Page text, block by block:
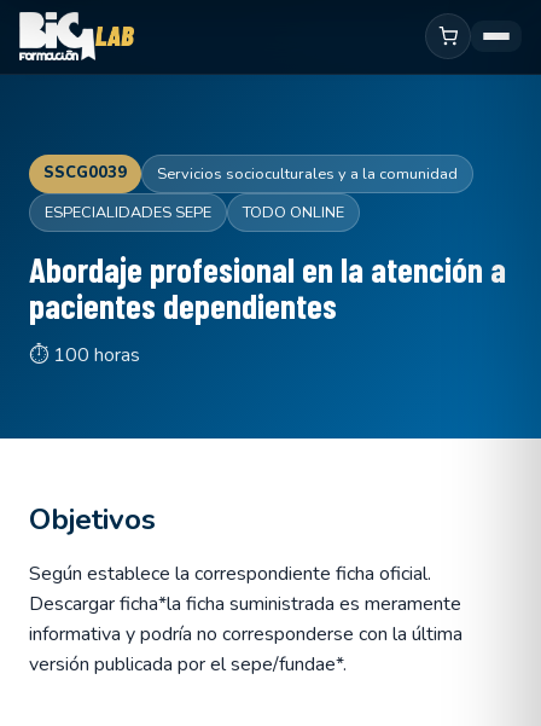
SSCG0039
Servicios socioculturales y a la comunidad
ESPECIALIDADES SEPE
TODO ONLINE
Abordaje profesional en la atención a
pacientes dependientes
⏱ 100 horas
Objetivos
Según establece la correspondiente ficha oficial.
Descargar ficha*la ficha suministrada es meramente
informativa y podría no corresponderse con la última
versión publicada por el sepe/fundae*.